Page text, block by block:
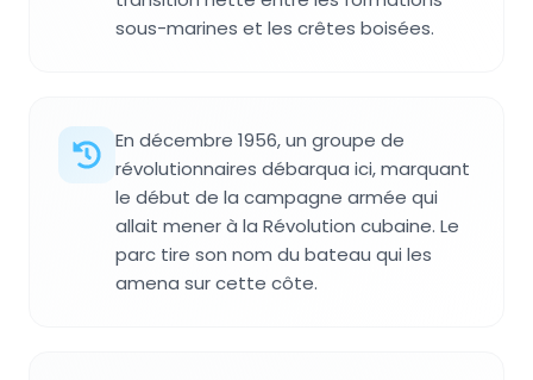
sous-marines et les crêtes boisées.
En décembre 1956, un groupe de
révolutionnaires débarqua ici, marquant
le début de la campagne armée qui
allait mener à la Révolution cubaine. Le
parc tire son nom du bateau qui les
amena sur cette côte.